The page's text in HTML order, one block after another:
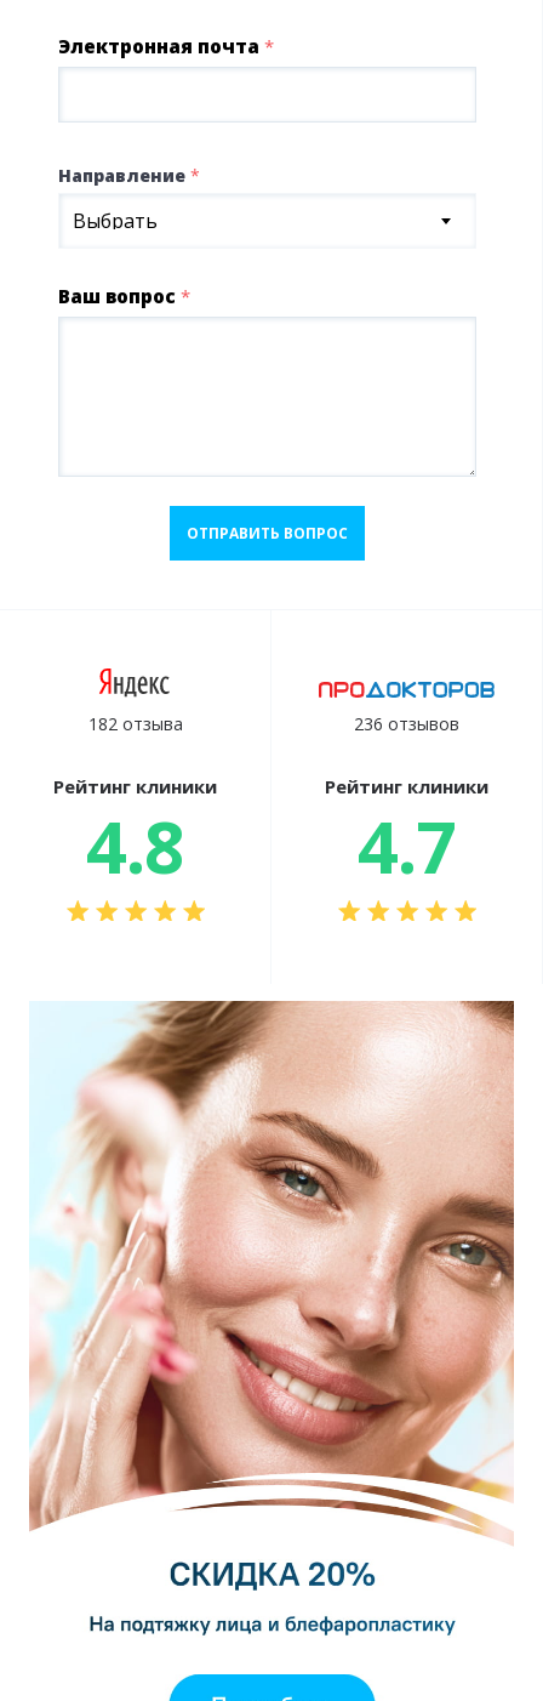
Электронная почта *
Направление *
Выбрать
Ваш вопрос *
ОТПРАВИТЬ ВОПРОС
182 отзыва
Рейтинг клиники
4.8
236 отзывов
Рейтинг клиники
4.7